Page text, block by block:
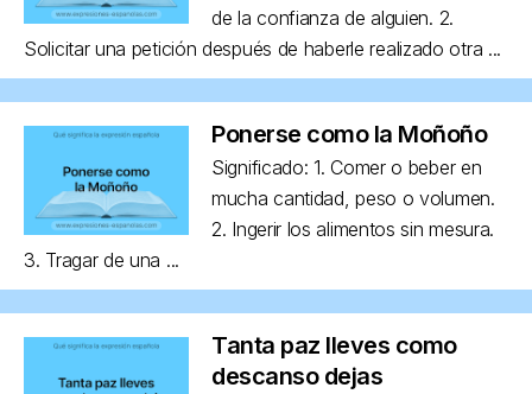
de la confianza de alguien. 2.
Solicitar una petición después de haberle realizado otra ...
Ponerse como la Moñoño
Significado: 1. Comer o beber en
mucha cantidad, peso o volumen.
2. Ingerir los alimentos sin mesura.
3. Tragar de una ...
Tanta paz lleves como
descanso dejas